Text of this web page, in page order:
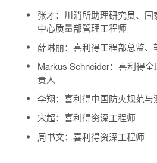
张才：川消所助理研究员、
中心质量部管理工程师
薛琳丽：喜利得工程部总监、
Markus Schneider：喜利得
责人
李翔： 喜利得中国防火规范与
宋超：喜利得资深工程师
周书文：喜利得资深工程师